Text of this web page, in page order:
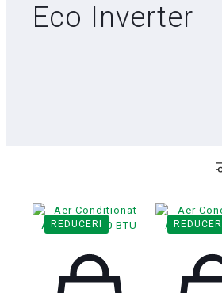
Eco Inverter
REDUCERI REDUCERI